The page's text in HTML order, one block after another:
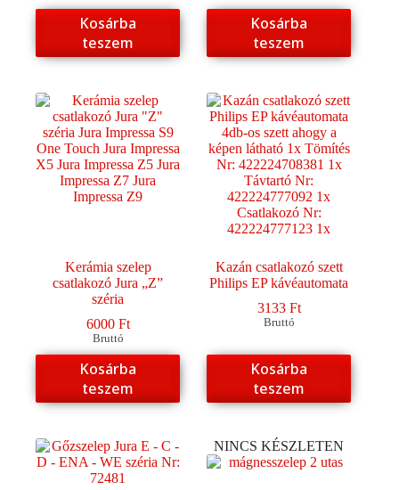
Kosárba
teszem
Kosárba
teszem
Kerámia szelep
csatlakozó Jura „Z”
széria
6000 Ft
Bruttó
Kosárba
teszem
Kazán csatlakozó szett
Philips EP kávéautomata
3133 Ft
Bruttó
Kosárba
teszem
NINCS KÉSZLETEN